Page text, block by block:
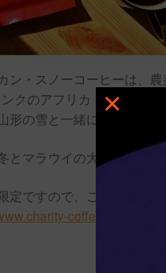
ン・スノーコーヒーは、
クのアフリカ・マラウイ
形の雪と一緒に貯蔵した
とマラウイの大自然の味を
限定ですので、ご希望者の
coffee.jp/
×